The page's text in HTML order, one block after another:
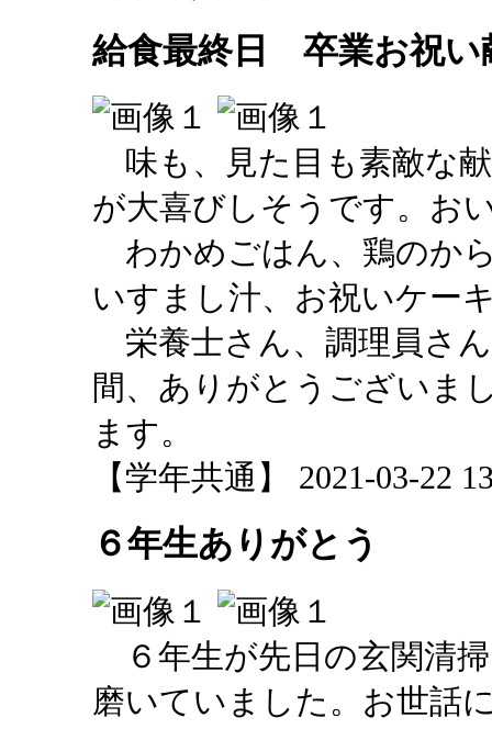
給食最終日 卒業お祝い
味も、見た目も素敵な
が大喜びしそうです。お
わかめごはん、鶏のか
いすまし汁、お祝いケー
栄養士さん、調理員さ
間、ありがとうございま
ます。
【学年共通】 2021-03-22
６年生ありがとう
６年生が先日の玄関清
磨いていました。お世話